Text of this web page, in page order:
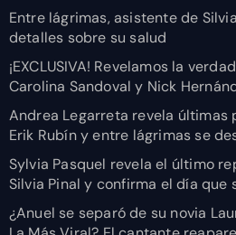
Entre lágrimas, asistente de
detalles sobre su salud
¡EXCLUSIVA! Revelamos la
Carolina Sandoval y Nick
Andrea Legarreta revela últimas
Erik Rubín y entre lágrimas se
Sylvia Pasquel revela el último
Silvia Pinal y confirma el día que
¿Anuel se separó de su novia